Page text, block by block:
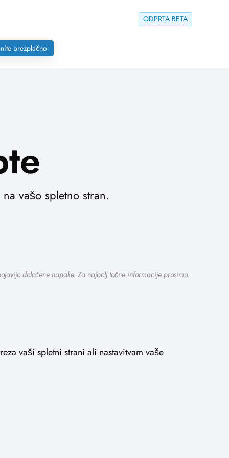
ODPRTA BETA
brezplačno
vašo spletno stran.
določene napake. Za najbolj točne informacije prosimo,
vaši spletni strani ali nastavitvam vaše